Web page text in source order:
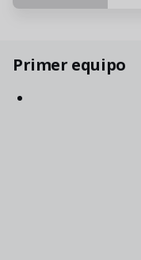
Primer equipo